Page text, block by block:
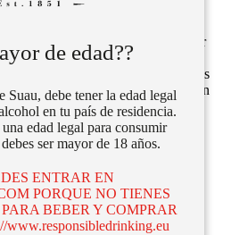
a través de nuestro sitio por
ser utilizadas por esas
sus intereses y mostrarle anuncios
directamente información
la identificación única de su
Si no permite utilizar estas
dirigida.
de edad??
Suau, debe tener la edad legal
en tu país de residencia.
edad legal para consumir
ser mayor de 18 años.
ENTRAR EN
PORQUE NO TIENES
BEBER Y COMPRAR